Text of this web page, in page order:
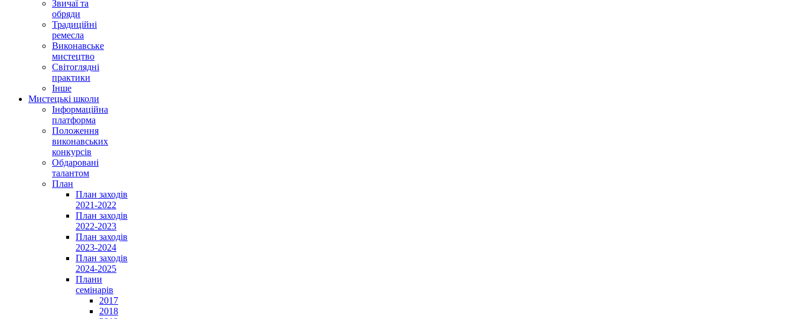
Звичаї та
обряди
Традиційні
ремесла
Виконавське
мистецтво
Світоглядні
практики
Інше
Мистецькі школи
Інформаційна
платформа
Положення
виконавських
конкурсів
Обдаровані
талантом
План
План заходів
2021-2022
План заходів
2022-2023
План заходів
2023-2024
План заходів
2024-2025
Плани
семінарів
2017
2018